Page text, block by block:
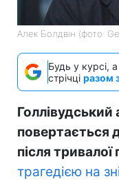
Алек Болдвін (фото:
Будь у курсі,
стрічці разом
повертається
після
трагедією на